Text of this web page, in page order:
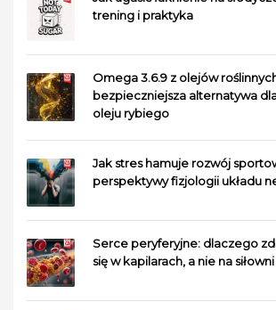
trening i praktyka
Omega 3.6.9 z olejów
bezpieczniejsza alternatywa
oleju rybiego
Jak stres hamuje rozwój
perspektywy fizjologii układu
Serce peryferyjne: dlaczego
się w kapilarach, a nie na siłowni